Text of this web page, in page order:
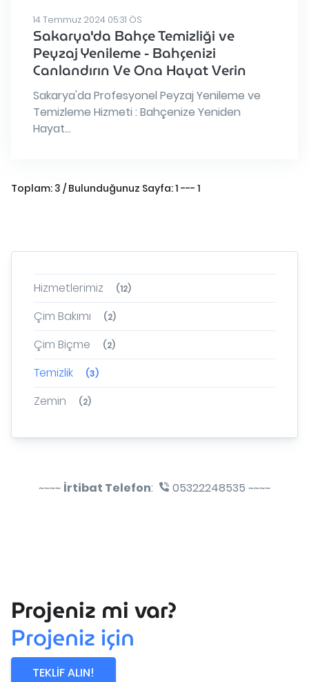
14 Temmuz 2024 05:31 ÖS
Sakarya'da Bahçe Temizliği ve
Peyzaj Yenileme - Bahçenizi
Canlandırın Ve Ona Hayat Verin
Sakarya'da Profesyonel Peyzaj Yenileme ve
Temizleme Hizmeti : Bahçenize Yeniden
Hayat...
Toplam: 3 / Bulunduğunuz Sayfa: 1 --- 1
Hizmetlerimiz (12)
Çim Bakımı (2)
Çim Biçme (2)
Temizlik (3)
Zemin (2)
~~~~ İrtibat Telefon: 05322248535 ~~~~
Projeniz mi var?
Projeniz için
TEKLİF ALIN!